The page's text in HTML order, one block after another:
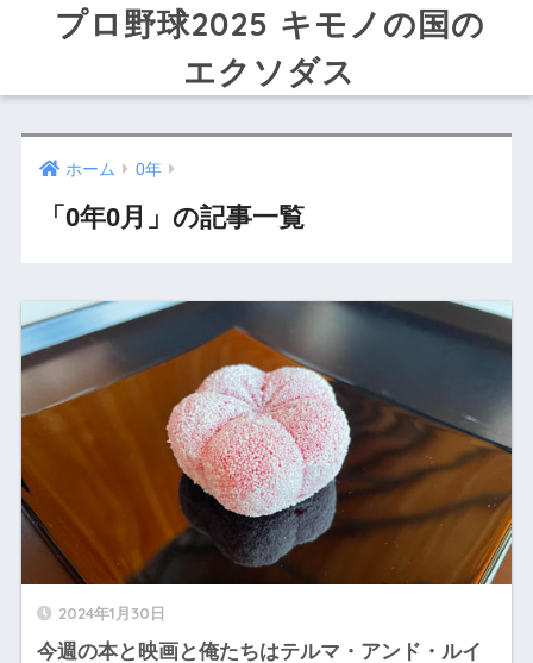
プロ野球2025 キモノの国の
エクソダス
ホーム 0年
「0年0月」の記事一覧
2024年1月30日
今週の本と映画と俺たちはテルマ・アンド・ルイ